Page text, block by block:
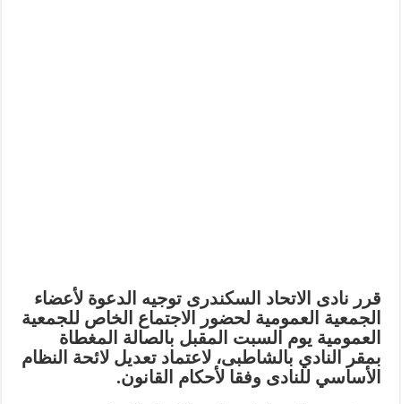
قرر نادى الاتحاد السكندرى توجيه الدعوة لأعضاء
الجمعية العمومية لحضور الاجتماع الخاص للجمعية
العمومية يوم السبت المقبل بالصالة المغطاة
بمقر النادي بالشاطبى، لاعتماد تعديل لائحة النظام
الأساسي للنادى وفقا لأحكام القانون.